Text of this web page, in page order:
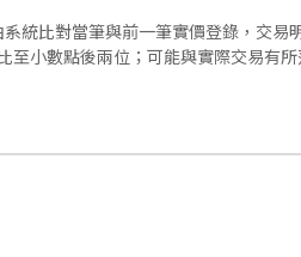
統比對當筆與前一筆實價登錄，交
小數點後兩位；可能與實際交易有所